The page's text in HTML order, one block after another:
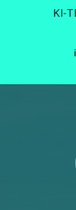
KI-